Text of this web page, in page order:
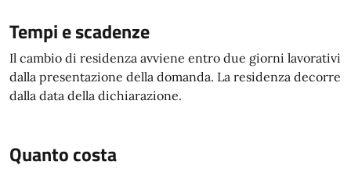
Tempi e scadenze
Il cambio di residenza avviene entro due giorni lavorativi
dalla presentazione della domanda. La residenza decorre
dalla data della dichiarazione.
Quanto costa